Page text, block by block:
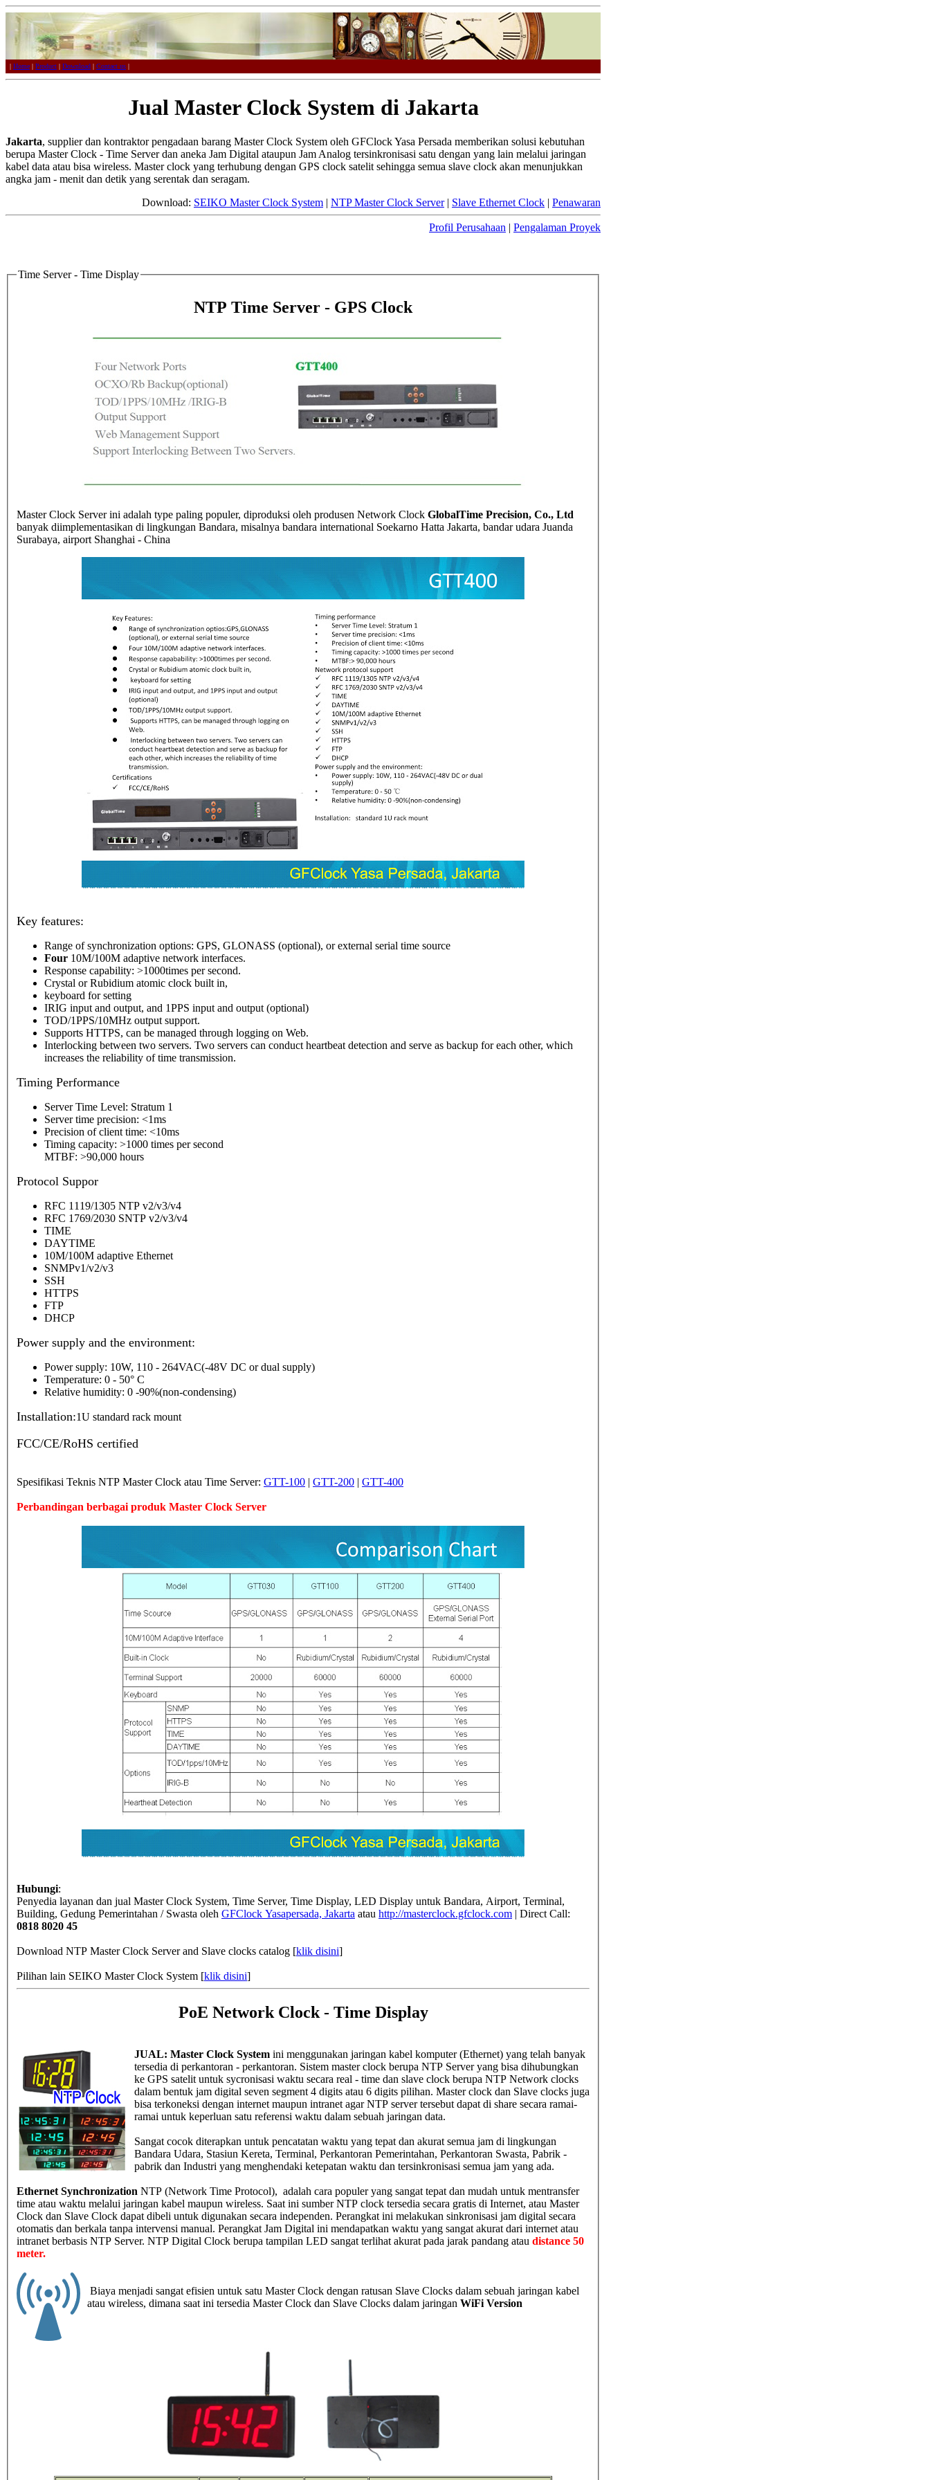
| Home | Product | Download | Contact us |
Jual Master Clock System di Jakarta
Jakarta, supplier dan kontraktor pengadaan barang Master Clock System oleh GFClock Yasa Persada memberikan solusi kebutuhan
berupa Master Clock - Time Server dan aneka Jam Digital ataupun Jam Analog tersinkronisasi satu dengan yang lain melalui jaringan
kabel data atau bisa wireless. Master clock yang terhubung dengan GPS clock satelit sehingga semua slave clock akan menunjukkan
angka jam - menit dan detik yang serentak dan seragam.
Download: SEIKO Master Clock System | NTP Master Clock Server| Slave Ethernet Clock | Penawaran
Profil Perusahaan | Pengalaman Proyek
Time Server - Time Display
NTP Time Server - GPS Clock
Master Clock Server ini adalah type paling populer, diproduksi oleh produsen Network Clock GlobalTime Precision, Co., Ltd
banyak diimplementasikan di lingkungan Bandara, misalnya bandara international Soekarno Hatta Jakarta, bandar udara Juanda
Surabaya, airport Shanghai - China
Key features:
Range of synchronization options: GPS, GLONASS (optional), or external serial time source
Four 10M/100M adaptive network interfaces.
Response capability: >1000times per second.
Crystal or Rubidium atomic clock built in,
keyboard for setting
IRIG input and output, and 1PPS input and output (optional)
TOD/1PPS/10MHz output support.
Supports HTTPS, can be managed through logging on Web.
Interlocking between two servers. Two servers can conduct heartbeat detection and serve as backup for each other, which
increases the reliability of time transmission.
Timing Performance
Server Time Level: Stratum 1
Server time precision: <1ms
Precision of client time: <10ms
Timing capacity: >1000 times per second
MTBF: >90,000 hours
Protocol Suppor
RFC 1119/1305 NTP v2/v3/v4
RFC 1769/2030 SNTP v2/v3/v4
TIME
DAYTIME
10M/100M adaptive Ethernet
SNMPv1/v2/v3
SSH
HTTPS
FTP
DHCP
Power supply and the environment:
Power supply: 10W, 110 - 264VAC(-48V DC or dual supply)
Temperature: 0 - 50° C
Relative humidity: 0 -90%(non-condensing)
Installation:1U standard rack mount
FCC/CE/RoHS certified
Spesifikasi Teknis NTP Master Clock atau Time Server: GTT-100 | GTT-200 | GTT-400
Perbandingan berbagai produk Master Clock Server
Hubungi:
Penyedia layanan dan jual Master Clock System, Time Server, Time Display, LED Display untuk Bandara, Airport, Terminal,
Building, Gedung Pemerintahan / Swasta oleh GFClock Yasapersada, Jakarta atau http://masterclock.gfclock.com | Direct Call:
0818 8020 45
Download NTP Master Clock Server and Slave clocks catalog [klik disini]
Pilihan lain SEIKO Master Clock System [klik disini]
PoE Network Clock - Time Display
JUAL: Master Clock System ini menggunakan jaringan kabel komputer (Ethernet) yang telah banyak
tersedia di perkantoran - perkantoran. Sistem master clock berupa NTP Server yang bisa dihubungkan
ke GPS satelit untuk sycronisasi waktu secara real - time dan slave clock berupa NTP Network clocks
dalam bentuk jam digital seven segment 4 digits atau 6 digits pilihan. Master clock dan Slave clocks juga
bisa terkoneksi dengan internet maupun intranet agar NTP server tersebut dapat di share secara ramai-
ramai untuk keperluan satu referensi waktu dalam sebuah jaringan data.
Sangat cocok diterapkan untuk pencatatan waktu yang tepat dan akurat semua jam di lingkungan
Bandara Udara, Stasiun Kereta, Terminal, Perkantoran Pemerintahan, Perkantoran Swasta, Pabrik -
pabrik dan Industri yang menghendaki ketepatan waktu dan tersinkronisasi semua jam yang ada.
Ethernet Synchronization NTP (Network Time Protocol), adalah cara populer yang sangat tepat dan mudah untuk mentransfer
time atau waktu melalui jaringan kabel maupun wireless. Saat ini sumber NTP clock tersedia secara gratis di Internet, atau Master
Clock dan Slave Clock dapat dibeli untuk digunakan secara independen. Perangkat ini melakukan sinkronisasi jam digital secara
otomatis dan berkala tanpa intervensi manual. Perangkat Jam Digital ini mendapatkan waktu yang sangat akurat dari internet atau
intranet berbasis NTP Server. NTP Digital Clock berupa tampilan LED sangat terlihat akurat pada jarak pandang atau distance 50
meter.
Biaya menjadi sangat efisien untuk satu Master Clock dengan ratusan Slave Clocks dalam sebuah jaringan kabel
atau wireless, dimana saat ini tersedia Master Clock dan Slave Clocks dalam jaringan WiFi Version